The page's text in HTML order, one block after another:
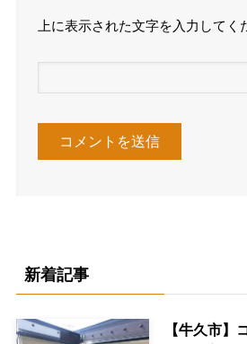
上に表示された文字を入力してく
新着記事
【牛久市】